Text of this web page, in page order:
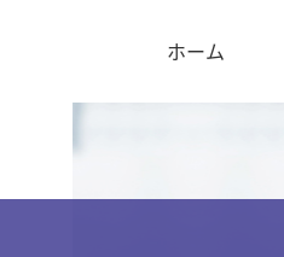
ホーム